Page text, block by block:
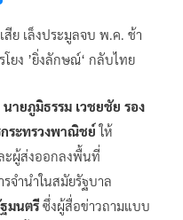
สีย เล็งประมูลจบ พ.ค. ช้า
ยง ’ยิ่งลักษณ์‘ กลับไทย
นายภูมิธรรม เวชยชัย รอง
ระทรวงพาณิชย์ ให้
ผู้ส่งออกลงพื้นที่
จำนำในสมัยรัฐบาล
มนตรี ซึ่งผู้สื่อข่าวถามแบบ